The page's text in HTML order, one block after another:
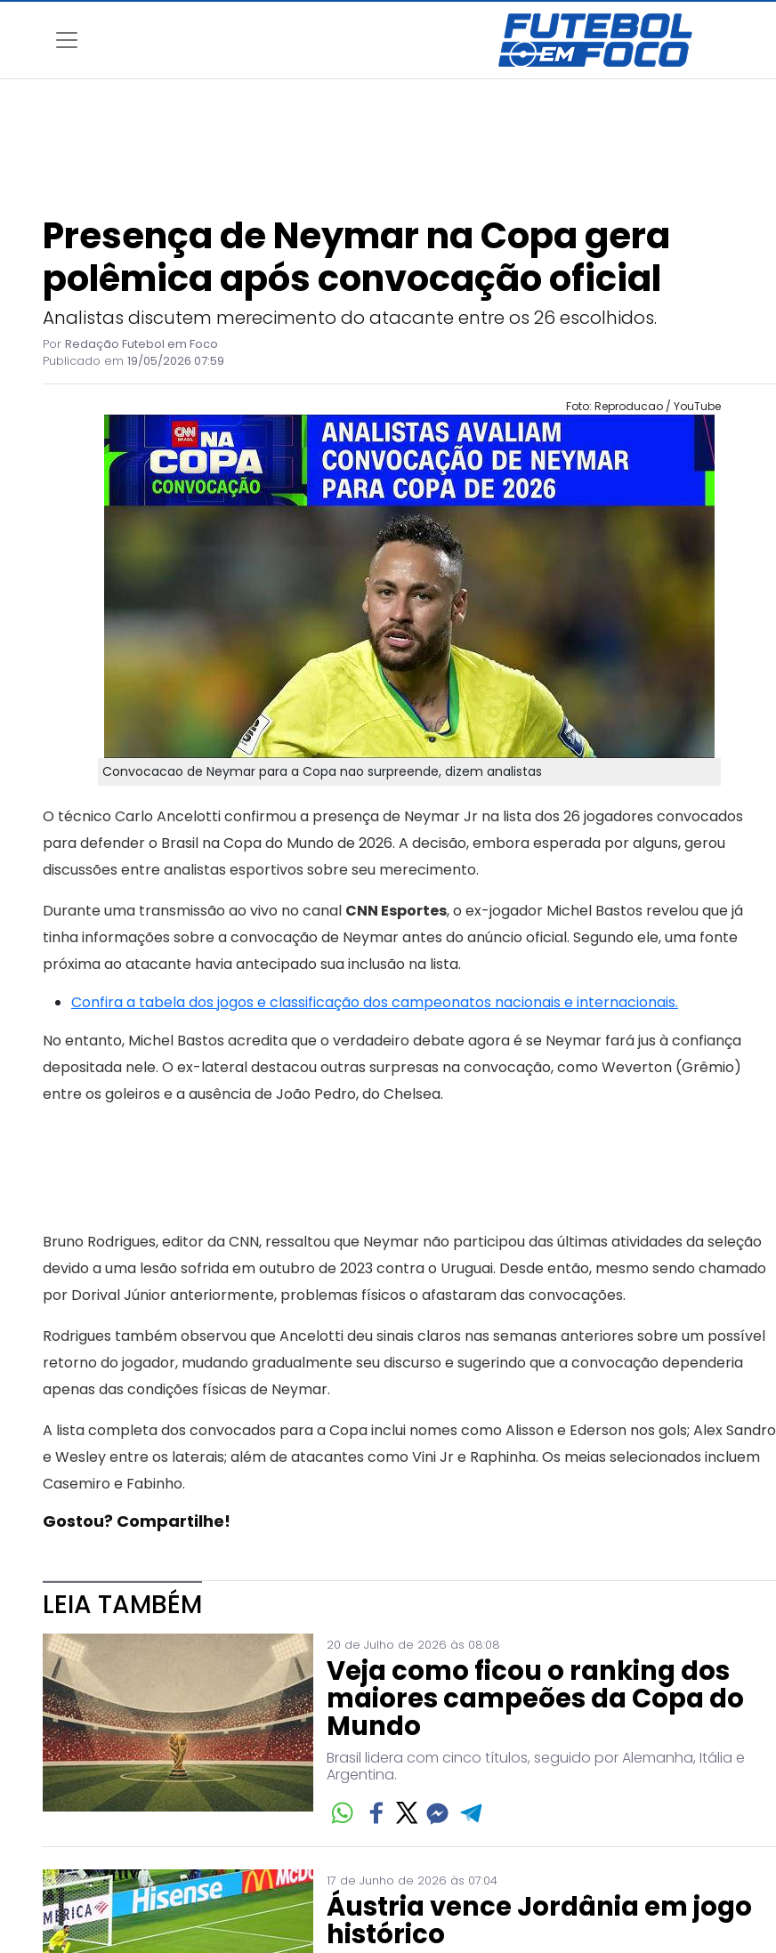
Presença de Neymar na Copa gera
polêmica após convocação oficial
Analistas discutem merecimento do atacante entre os 26 escolhidos.
Por Redação Futebol em Foco
Publicado em 19/05/2026 07:59
Foto: Reproducao / YouTube
Convocacao de Neymar para a Copa nao surpreende, dizem analistas
O técnico Carlo Ancelotti confirmou a presença de Neymar Jr na lista dos 26 jogadores convocados
para defender o Brasil na Copa do Mundo de 2026. A decisão, embora esperada por alguns, gerou
discussões entre analistas esportivos sobre seu merecimento.
Durante uma transmissão ao vivo no canal CNN Esportes, o ex-jogador Michel Bastos revelou que já
tinha informações sobre a convocação de Neymar antes do anúncio oficial. Segundo ele, uma fonte
próxima ao atacante havia antecipado sua inclusão na lista.
Confira a tabela dos jogos e classificação dos campeonatos nacionais e internacionais.
No entanto, Michel Bastos acredita que o verdadeiro debate agora é se Neymar fará jus à confiança
depositada nele. O ex-lateral destacou outras surpresas na convocação, como Weverton (Grêmio)
entre os goleiros e a ausência de João Pedro, do Chelsea.
Bruno Rodrigues, editor da CNN, ressaltou que Neymar não participou das últimas atividades da seleção
devido a uma lesão sofrida em outubro de 2023 contra o Uruguai. Desde então, mesmo sendo chamado
por Dorival Júnior anteriormente, problemas físicos o afastaram das convocações.
Rodrigues também observou que Ancelotti deu sinais claros nas semanas anteriores sobre um possível
retorno do jogador, mudando gradualmente seu discurso e sugerindo que a convocação dependeria
apenas das condições físicas de Neymar.
A lista completa dos convocados para a Copa inclui nomes como Alisson e Ederson nos gols; Alex Sandro
e Wesley entre os laterais; além de atacantes como Vini Jr e Raphinha. Os meias selecionados incluem
Casemiro e Fabinho.
Gostou? Compartilhe!
LEIA TAMBÉM
20 de Julho de 2026 às 08:08
Veja como ficou o ranking dos
maiores campeões da Copa do
Mundo
Brasil lidera com cinco títulos, seguido por Alemanha, Itália e
Argentina.
17 de Junho de 2026 às 07:04
Áustria vence Jordânia em jogo
histórico